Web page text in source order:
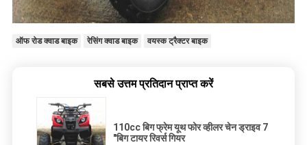
ऑफ रोड क्वाड बाइक रेसिंग क्वाड बाइक वयस्क ट्रैक्टर बाइक
सबसे उत्तम प्रतिदान प्राप्त करें
110cc बिग फ्रेम यूथ फोर व्हीलर चेन ड्राइव 7
"बिग टायर रिवर्स गियर